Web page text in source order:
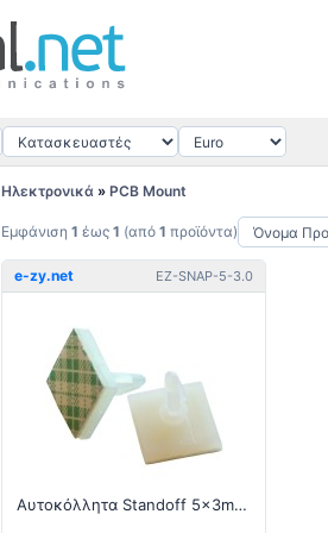
Ηλεκτρονικά » PCB Mount
Εμφάνιση 1 έως 1 (από 1 προϊόντα)
e-zy.net EZ-SNAP-5-3.0
Αυτοκόλλητα Standoff 5x3mm - 4τεμ